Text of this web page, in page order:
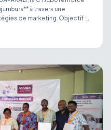
à travers une
marketing. Objectif :
efficacement le digital et
adaptés à la réalité des PME